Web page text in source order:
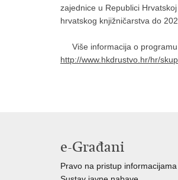
zajednice u Republici
hrvatskog knjižničarstva do
Više informacija o
http://www.hkdrustvo.hr/hr/
e-Građani
Pravo na pristup informacijama